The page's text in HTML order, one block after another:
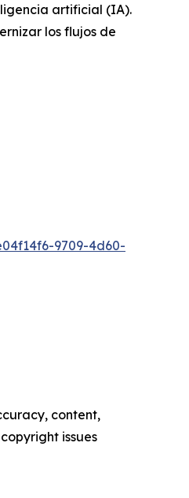
artificial (IA).
los flujos de
9709-4d60-
content,
issues